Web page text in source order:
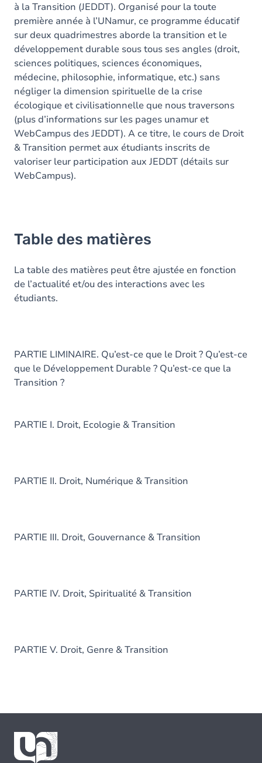
à la Transition (JEDDT). Organisé pour la toute
première année à l’UNamur, ce programme éducatif
sur deux quadrimestres aborde la transition et le
développement durable sous tous ses angles (droit,
sciences politiques, sciences économiques,
médecine, philosophie, informatique, etc.) sans
négliger la dimension spirituelle de la crise
écologique et civilisationnelle que nous traversons
(plus d’informations sur les pages unamur et
WebCampus des JEDDT). A ce titre, le cours de Droit
& Transition permet aux étudiants inscrits de
valoriser leur participation aux JEDDT (détails sur
WebCampus).
Table des matières
La table des matières peut être ajustée en fonction
de l’actualité et/ou des interactions avec les
étudiants.
PARTIE LIMINAIRE. Qu’est-ce que le Droit ? Qu’est-ce
que le Développement Durable ? Qu’est-ce que la
Transition ?
PARTIE I. Droit, Ecologie & Transition
PARTIE II. Droit, Numérique & Transition
PARTIE III. Droit, Gouvernance & Transition
PARTIE IV. Droit, Spiritualité & Transition
PARTIE V. Droit, Genre & Transition